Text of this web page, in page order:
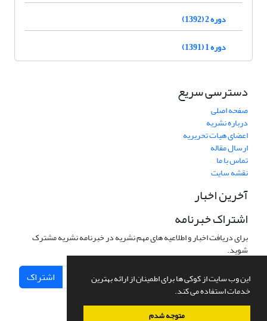
این وب سایت از کوکی ها برای اطمینان از ارائه بهترین
خدمات استفاده می کند.
متوجه شدم
دوره 2 (1392)
دوره 1 (1391)
دسترسی سریع
صفحه اصلی
درباره نشریه
اعضای هیات تحریریه
ارسال مقاله
تماس با ما
نقشه سایت
آخرین اخبار
اشتراک خبرنامه
برای دریافت اخبار و اطلاعیه های مهم نشریه در خبرنامه نشریه مشترک
شوید.
اشتراک